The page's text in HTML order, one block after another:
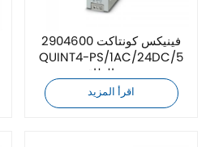
فينيكس كونتاكت 2904600
QUINT4-PS/1AC/24DC/5
مزود الطاقة
اقرأ المزيد